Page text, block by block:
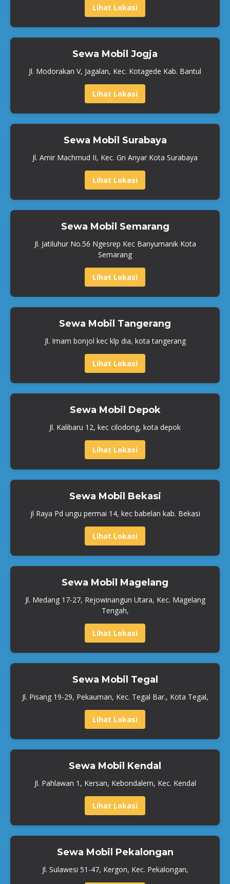
Lihat Lokasi
Sewa Mobil Jogja
Jl. Modorakan V, Jagalan, Kec. Kotagede Kab. Bantul
Lihat Lokasi
Sewa Mobil Surabaya
Jl. Amir Machmud II, Kec. Gn Anyar Kota Surabaya
Lihat Lokasi
Sewa Mobil Semarang
Jl. Jatiluhur No.56 Ngesrep Kec Banyumanik Kota
Semarang
Lihat Lokasi
Sewa Mobil Tangerang
Jl. Imam bonjol kec klp dia, kota tangerang
Lihat Lokasi
Sewa Mobil Depok
Jl. Kalibaru 12, kec cilodong, kota depok
Lihat Lokasi
Sewa Mobil Bekasi
jl Raya Pd ungu permai 14, kec babelan kab. Bekasi
Lihat Lokasi
Sewa Mobil Magelang
Jl. Medang 17-27, Rejowinangun Utara, Kec. Magelang
Tengah,
Lihat Lokasi
Sewa Mobil Tegal
Jl. Pisang 19-29, Pekauman, Kec. Tegal Bar., Kota Tegal,
Lihat Lokasi
Sewa Mobil Kendal
Jl. Pahlawan 1, Kersan, Kebondalem, Kec. Kendal
Lihat Lokasi
Sewa Mobil Pekalongan
Jl. Sulawesi 51-47, Kergon, Kec. Pekalongan,